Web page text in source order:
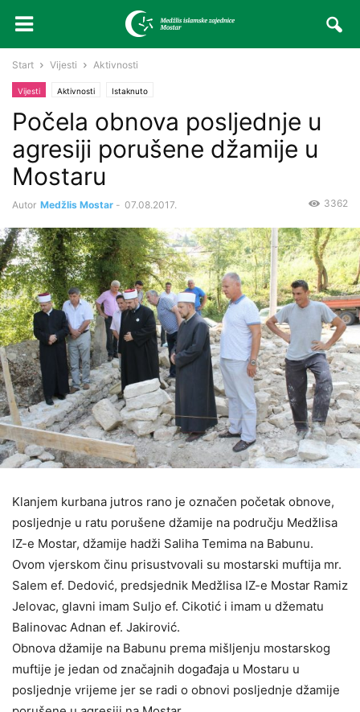
Start Vijesti Aktivnosti
Vijesti Aktivnosti Istaknuto
Počela obnova posljednje u
agresiji porušene džamije u
Mostaru
Autor Medžlis Mostar - 07.08.2017. 3362
Klanjem kurbana jutros rano je označen početak obnove,
posljednje u ratu porušene džamije na području Medžlisa
IZ-e Mostar, džamije hadži Saliha Temima na Babunu.
Ovom vjerskom činu prisustvovali su mostarski muftija mr.
Salem ef. Dedović, predsjednik Medžlisa IZ-e Mostar Ramiz
Jelovac, glavni imam Suljo ef. Cikotić i imam u džematu
Balinovac Adnan ef. Jakirović.
Obnova džamije na Babunu prema mišljenju mostarskog
muftije je jedan od značajnih događaja u Mostaru u
posljednje vrijeme jer se radi o obnovi posljednje džamije